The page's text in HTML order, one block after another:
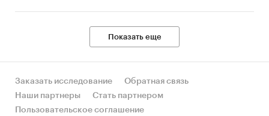
Количественные показатели в отчете
рассчитаны в руб., стоимостные - в долларах и
География исследования:
РФ, федеральные округа и регионы РФ, страны
мира
Показать еще
Заказать исследование
Обратная связь
Наши партнеры
Стать партнером
Пользовательское соглашение